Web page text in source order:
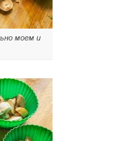
моем и